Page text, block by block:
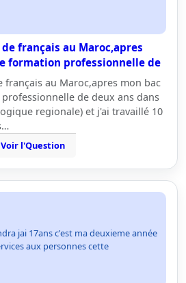
français au Maroc,apres
formation professionnelle de
au Maroc,apres mon bac
de deux ans dans
regionale) et j'ai travaillé 10
Voir l'Question
jai 17ans c'est ma deuxieme année
aux personnes cette